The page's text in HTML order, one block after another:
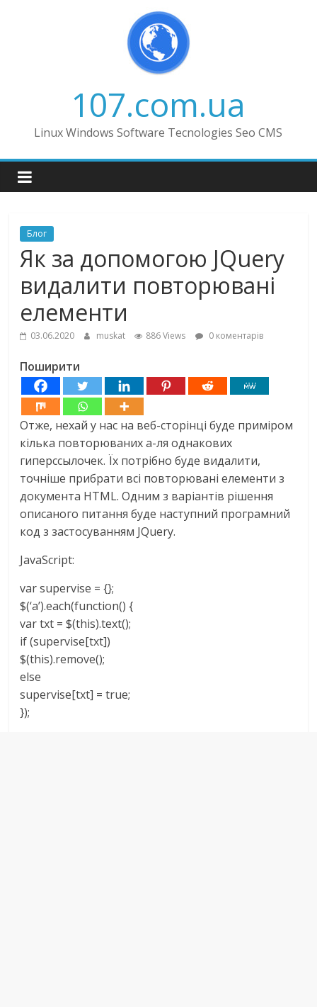
107.com.ua
Linux Windows Software Tecnologies Seo CMS
Блог
Як за допомогою JQuery
видалити повторювані
елементи
03.06.2020 muskat 886 Views 0 коментарів
Поширити
Отже, нехай у нас на веб-сторінці буде приміром
кілька повторюваних а-ля однакових
гиперссылочек. Їх потрібно буде видалити,
точніше прибрати всі повторювані елементи з
документа HTML. Одним з варіантів рішення
описаного питання буде наступний програмний
код з застосуванням JQuery.
JavaScript:
var supervise = {};
$(‘a’).each(function() {
var txt = $(this).text();
if (supervise[txt])
$(this).remove();
else
supervise[txt] = true;
});